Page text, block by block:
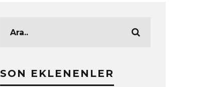
SON EKLENENLER